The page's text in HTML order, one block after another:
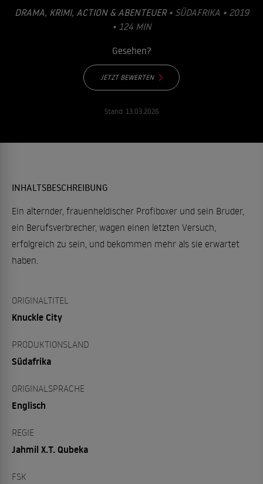
DRAMA, KRIMI, ACTION & ABENTEUER• SÜDAFRIKA • 2019
• 124 MIN
Gesehen?
JETZT BEWERTEN
Stand: 13.03.2026
INHALTSBESCHREIBUNG
Ein alternder, frauenheldischer Profiboxer und sein Bruder,
ein Berufsverbrecher, wagen einen letzten Versuch,
erfolgreich zu sein, und bekommen mehr als sie erwartet
haben.
ORIGINALTITEL
Knuckle City
PRODUKTIONSLAND
Südafrika
ORIGINALSPRACHE
Englisch
REGIE
Jahmil X.T. Qubeka
FSK